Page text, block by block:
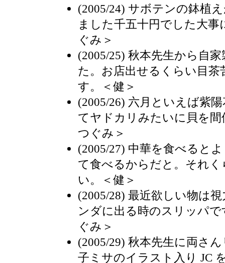
(2005/24) サボテンの鉢植
ました千五十円でした大
ぐみ＞
(2005/25) 秋本先生から自
た。お店出せるくらい目茶
す。＜健＞
(2005/26) 六月といえば紫
てヤドカリみたいに貝を
つぐみ＞
(2005/27) 中華を食べると
て食べるからだと。それ
い。＜健＞
(2005/28) 最近欲しい物は
ンダに出る時のスリッパ
ぐみ＞
(2005/29) 秋本先生に両さ
子ミサのイラスト入り JC